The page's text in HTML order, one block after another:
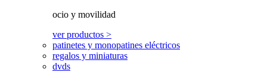
ocio y movilidad
ver productos >
patinetes y monopatines eléctricos
regalos y miniaturas
dvds